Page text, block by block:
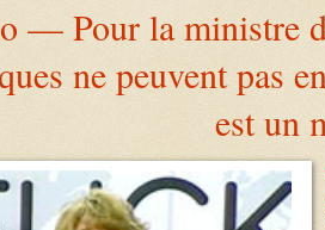
— Pour la ministre
ne peuvent pas
est un